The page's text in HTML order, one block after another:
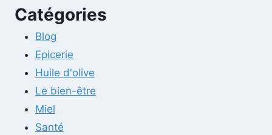
Catégories
Blog
Epicerie
Huile d'olive
Le bien-être
Miel
Santé